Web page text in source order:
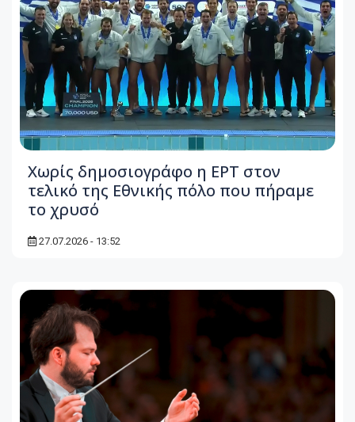
Χωρίς δημοσιογράφο η ΕΡΤ στον
τελικό της Εθνικής πόλο που πήραμε
το χρυσό
27.07.2026 - 13:52